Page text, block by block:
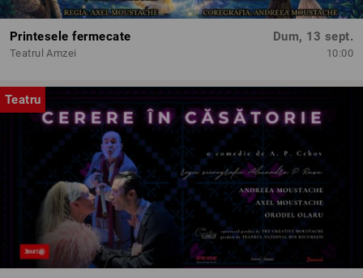
Printesele fermecate
Teatrul Amzei
Dum, 13 sept.
10:00
Teatru